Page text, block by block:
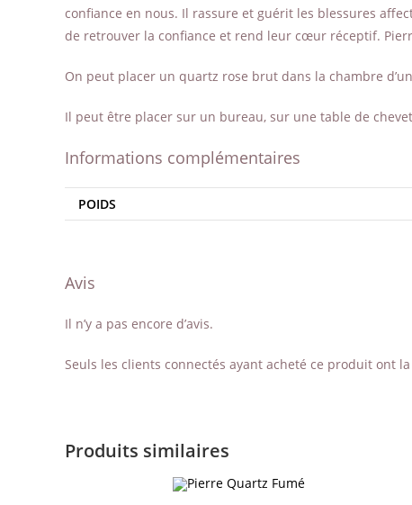
confiance en nous. Il rassure et guérit les blessures
de retrouver la confiance et rend leur cœur réceptif.
On peut placer un quartz rose brut dans la chambre
Il peut être placer sur un bureau, sur une table de
Informations complémentaires
POIDS
Avis
Il n’y a pas encore d’avis.
Seuls les clients connectés ayant acheté ce produit ont
Produits similaires